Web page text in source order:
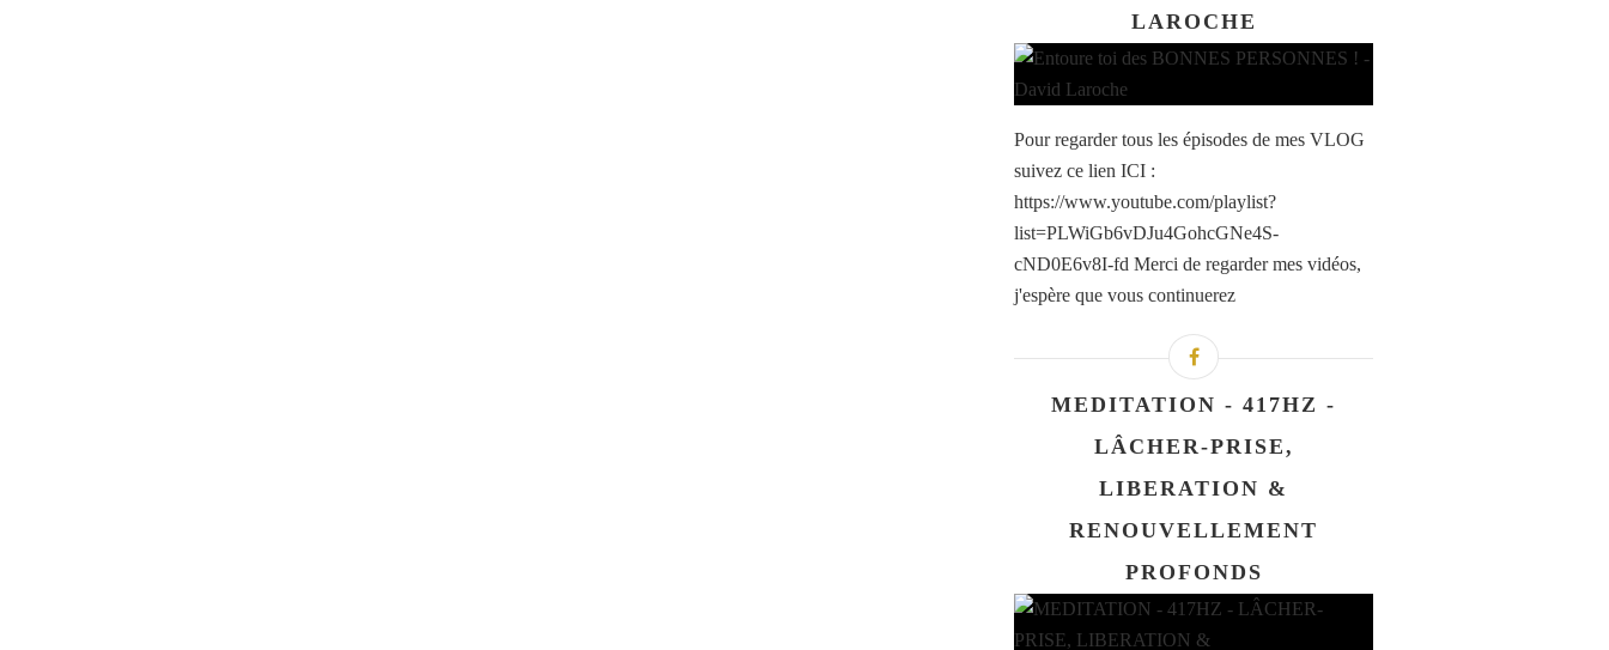
LAROCHE
Pour regarder tous les épisodes de mes VLOG
suivez ce lien ICI :
https://www.youtube.com/playlist?
list=PLWiGb6vDJu4GohcGNe4S-
cND0E6v8I-fd Merci de regarder mes vidéos,
j'espère que vous continuerez
MEDITATION - 417HZ -
LÂCHER-PRISE,
LIBERATION &
RENOUVELLEMENT
PROFONDS